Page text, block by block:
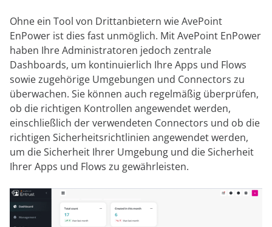
Ohne ein Tool von Drittanbietern wie AvePoint
EnPower ist dies fast unmöglich. Mit AvePoint EnPower
haben Ihre Administratoren jedoch zentrale
Dashboards, um kontinuierlich Ihre Apps und Flows
sowie zugehörige Umgebungen und Connectors zu
überwachen. Sie können auch regelmäßig überprüfen,
ob die richtigen Kontrollen angewendet werden,
einschließlich der verwendeten Connectors und ob die
richtigen Sicherheitsrichtlinien angewendet werden,
um die Sicherheit Ihrer Umgebung und die Sicherheit
Ihrer Apps und Flows zu gewährleisten.